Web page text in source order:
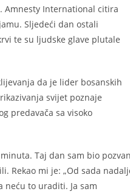
Amnesty International citira
Sljedeći dan ostali
te su ljudske glave plutale
da je lider bosanskih
svijet poznaje
predavača sa visoko
Taj dan sam bio pozvan
Rekao mi je: „Od sada
neću to uraditi. Ja sam